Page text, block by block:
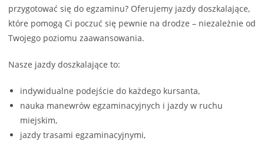
przygotować się do egzaminu? Oferujemy jazdy doszkalające,
które pomogą Ci poczuć się pewnie na drodze – niezależnie od
Twojego poziomu zaawansowania.
Nasze jazdy doszkalające to:
indywidualne podejście do każdego kursanta,
nauka manewrów egzaminacyjnych i jazdy w ruchu
miejskim,
jazdy trasami egzaminacyjnymi,